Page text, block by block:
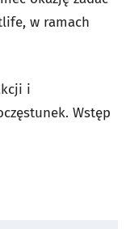
w ramach
i
Wstęp